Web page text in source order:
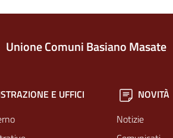
Unione Comuni Basiano Masate
E UFFICI
NOVITÀ
Notizie